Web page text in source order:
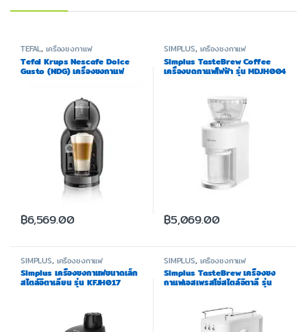
TEFAL,เครื่องชงกาแฟ
Tefal Krups Nescafe Dolce
Gusto (NDG) เครื่องชงกาแฟ
฿6,569.00
SIMPLUS, เครื่องชงกาแฟ
Simplus TasteBrew Coffee
เครื่องบดกาแฟไฟฟ้า รุ่น MDJH004
฿5,069.00
SIMPLUS, เครื่องชงกาแฟ
Simplus เครื่องชงกาแฟขนาดเล็ก
สไตล์อิตาเลียน รุ่น KFJH017
SIMPLUS, เครื่องชงกาแฟ
Simplus TasteBrew เครื่องชง
กาแฟเอสเพรสโซ่สไตล์อิตาลี รุ่น